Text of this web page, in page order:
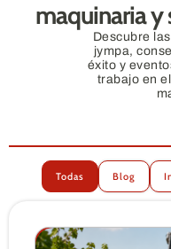
maquinaria y
Descubre
jympa,
éxito y
trabajo en
Blog
Todas